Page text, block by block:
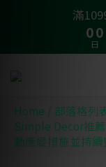
滿1
0
1
0
日
滿1
0
1
0
日
💨 紗
9
8
4
3
9
8
4
3
Home / 部落格列
Simple Decor推
動應變措施並持續